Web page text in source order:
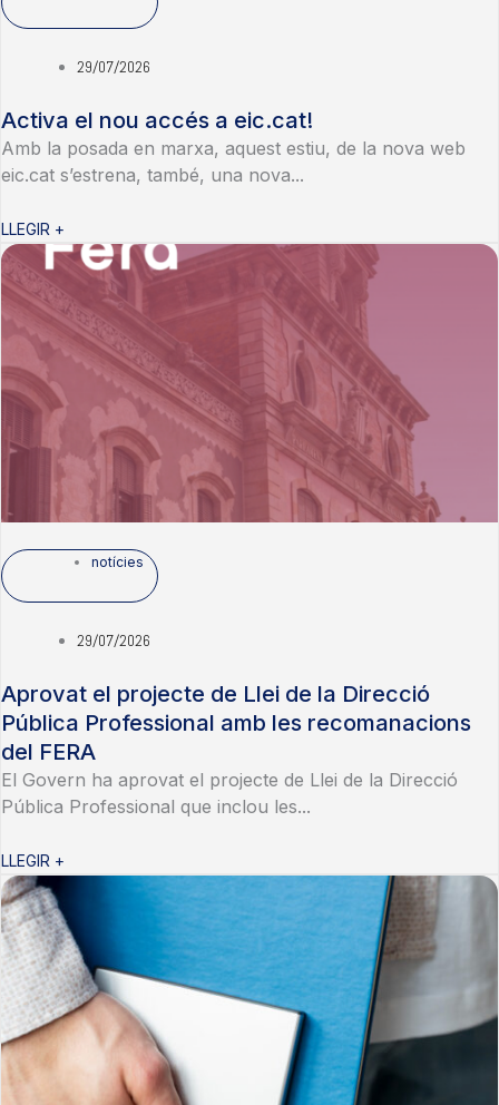
29/07/2026
Activa el nou accés a eic.cat!
Amb la posada en marxa, aquest estiu, de la nova web
eic.cat s’estrena, també, una nova...
LLEGIR +
notícies
29/07/2026
Aprovat el projecte de Llei de la Direcció
Pública Professional amb les recomanacions
del FERA
El Govern ha aprovat el projecte de Llei de la Direcció
Pública Professional que inclou les...
LLEGIR +